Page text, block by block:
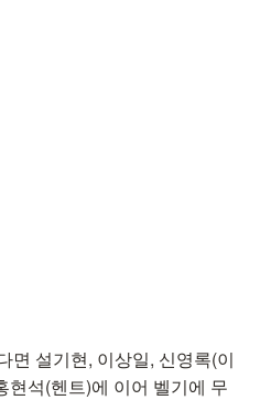
면 설기현, 이상일, 신영록(이
현석(헨트)에 이어 벨기에 무